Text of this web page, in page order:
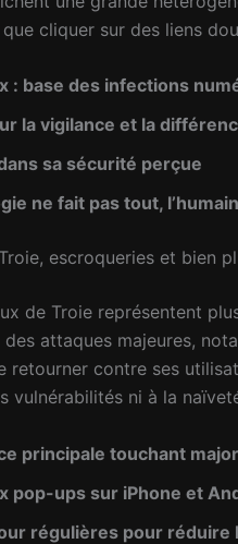
cliquer sur des liens
: base des infections
la vigilance et la
sa sécurité perçue
ne fait pas tout,
escroqueries et bien
de Troie représentent
attaques majeures,
contre ses
vulnérabilités ni à la
principale touchant
pop-ups sur iPhone et
régulières pour réduire